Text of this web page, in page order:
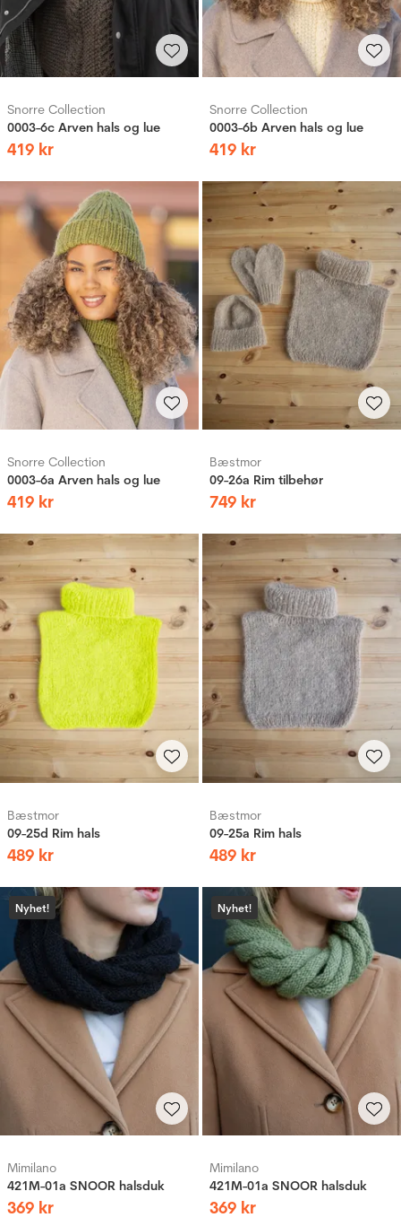
Snorre Collection
0003-6c Arven hals og lue
419 kr
Snorre Collection
0003-6b Arven hals og lue
419 kr
Snorre Collection
0003-6a Arven hals og lue
419 kr
Bæstmor
09-26a Rim tilbehør
749 kr
Bæstmor
09-25d Rim hals
489 kr
Bæstmor
09-25a Rim hals
489 kr
Nyhet!
Mimilano
421M-01a SNOOR halsduk
369 kr
Nyhet!
Mimilano
421M-01a SNOOR halsduk
369 kr